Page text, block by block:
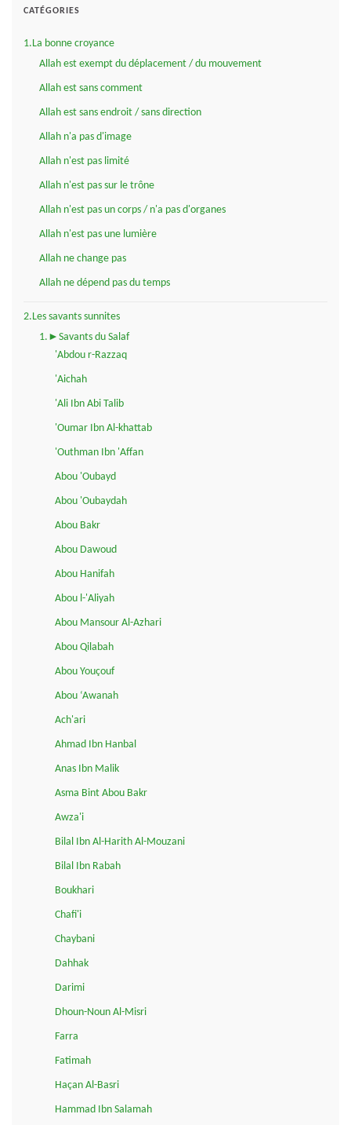
CATÉGORIES
1.La bonne croyance
Allah est exempt du déplacement / du mouvement
Allah est sans comment
Allah est sans endroit / sans direction
Allah n'a pas d'image
Allah n'est pas limité
Allah n'est pas sur le trône
Allah n'est pas un corps / n'a pas d'organes
Allah n'est pas une lumière
Allah ne change pas
Allah ne dépend pas du temps
2.Les savants sunnites
1.►Savants du Salaf
'Abdou r-Razzaq
'Aichah
'Ali Ibn Abi Talib
'Oumar Ibn Al-khattab
'Outhman Ibn 'Affan
Abou 'Oubayd
Abou 'Oubaydah
Abou Bakr
Abou Dawoud
Abou Hanifah
Abou l-'Aliyah
Abou Mansour Al-Azhari
Abou Qilabah
Abou Youçouf
Abou ‘Awanah
Ach'ari
Ahmad Ibn Hanbal
Anas Ibn Malik
Asma Bint Abou Bakr
Awza'i
Bilal Ibn Al-Harith Al-Mouzani
Bilal Ibn Rabah
Boukhari
Chafi'i
Chaybani
Dahhak
Darimi
Dhoun-Noun Al-Misri
Farra
Fatimah
Haçan Al-Basri
Hammad Ibn Salamah